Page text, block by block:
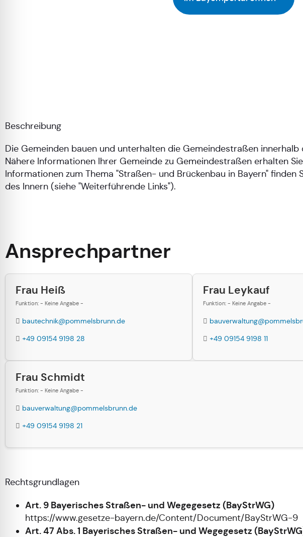
Beschreibung
Die Gemeinden bauen und unterhalten die Gemeindestraßen innerhalb
Nähere Informationen Ihrer Gemeinde zu Gemeindestraßen erhalten
Informationen zum Thema "Straßen- und Brückenbau in Bayern"
des Innern (siehe "Weiterführende Links").
Ansprechpartner
Frau Heiß
Funktion: - Keine Angabe -
bautechnik@pommelsbrunn.de
+49 09154 9198 28
Frau Leykauf
Funktion: - Keine Angabe -
+49 09154 9198 11
Frau Schmidt
Funktion: - Keine Angabe -
bauverwaltung@pommelsbrunn.de
+49 09154 9198 21
Rechtsgrundlagen
Art. 9 Bayerisches Straßen- und Wegegesetz (BayStrWG)
https://www.gesetze-bayern.de/Content/Document/BayStrWG-9
Art. 47 Abs. 1 Bayerisches Straßen- und Wegegesetz